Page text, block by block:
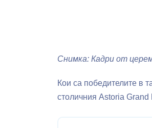
Снимка: Кадри от
Кои са победителите в
столичния Astoria Grand